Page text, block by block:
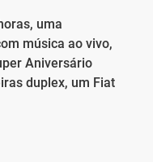
uma
música ao vivo,
Aniversário
duplex, um Fiat